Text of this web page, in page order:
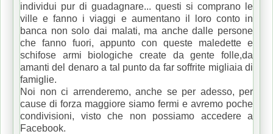
individui pur di guadagnare... questi si comprano le
ville e fanno i viaggi e aumentano il loro conto in
banca non solo dai malati, ma anche dalle persone
che fanno fuori, appunto con queste maledette e
schifose armi biologiche create da gente folle,da
amanti del denaro a tal punto da far soffrite migliaia di
famiglie.
Noi non ci arrenderemo, anche se per adesso, per
cause di forza maggiore siamo fermi e avremo poche
condivisioni, visto che non possiamo accedere a
Facebook.